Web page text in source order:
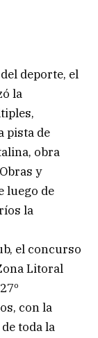
deporte, el
la
pista de
obra
y
luego de
la
el concurso
Litoral
con la
toda la